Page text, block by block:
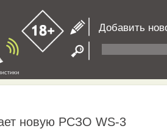
Добавить
новую РСЗО WS-3